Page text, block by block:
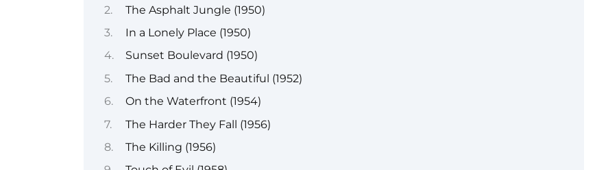
The Asphalt Jungle (1950)
In a Lonely Place (1950)
Sunset Boulevard (1950)
The Bad and the Beautiful (1952)
On the Waterfront (1954)
The Harder They Fall (1956)
The Killing (1956)